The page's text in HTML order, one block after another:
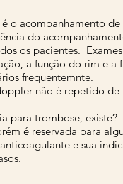
o acompanhamento
do
os pacientes.
a função do rim e a
frequentemnte.
não é repetido de
para trombose, existe?
é reservada para
e sua